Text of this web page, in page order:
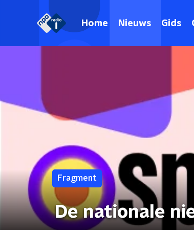
Home Nieuws Gids
Fragment
De nationale